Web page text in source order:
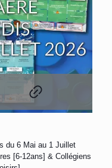
du 6 Mai au 1 Juillet
[6-12ans] & Collégiens